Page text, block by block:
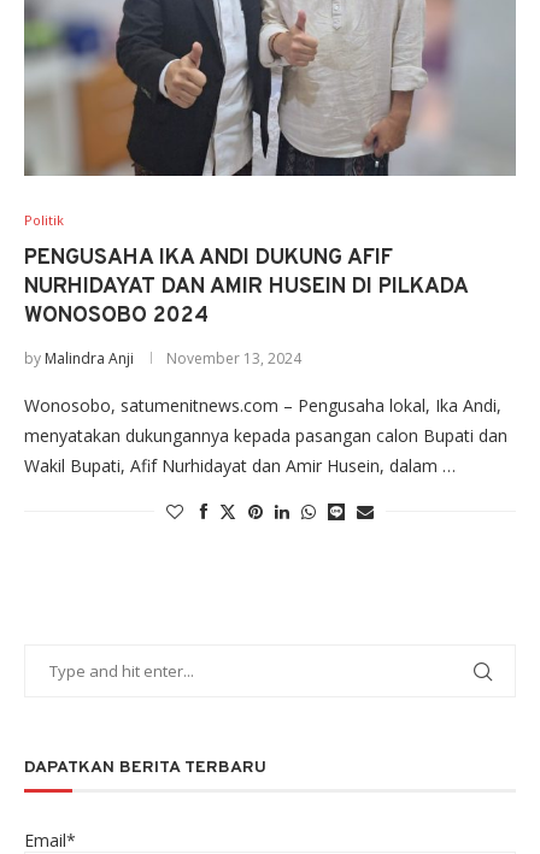
Politik
PENGUSAHA IKA ANDI DUKUNG AFIF
NURHIDAYAT DAN AMIR HUSEIN DI PILKADA
WONOSOBO 2024
by Malindra Anji November 13, 2024
Wonosobo, satumenitnews.com – Pengusaha lokal, Ika Andi,
menyatakan dukungannya kepada pasangan calon Bupati dan
Wakil Bupati, Afif Nurhidayat dan Amir Husein, dalam …
DAPATKAN BERITA TERBARU
Email*